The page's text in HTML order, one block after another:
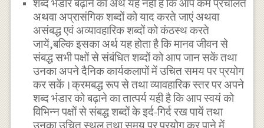
शब्द भंडार बढ़ाने का अर्थ यह नहीं है कि आप कम प्रचलित
अथवा अप्रासंगिक शब्दों को याद करते जाएं अथवा
असंबद्ध एवं अव्यावहारिक शब्दों को कंठस्थ करते
जायें,बल्कि इसका अर्थ यह होता है कि मानव जीवन से
संबद्ध सभी पक्षों से संबंधित शब्दों को आप जान सकें तथा
उनका अपने दैनिक कार्यकलापों में उचित समय पर प्रयोग
कर सकें।क्रमबद्ध रूप से तथा व्यावहारिक स्तर पर अपने
शब्द भंडार को बढ़ाने का तात्पर्य यही है कि आप स्वयं को
विभिन्न पक्षों से संबद्ध शब्दों के इर्द-गिर्द रख पायें तथा